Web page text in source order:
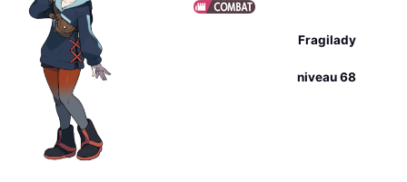
Fragilady
niveau 68